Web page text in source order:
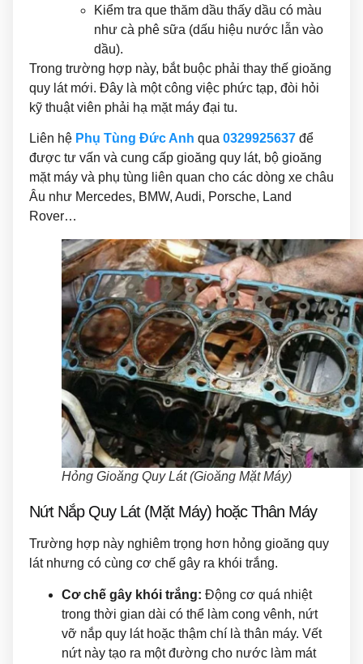
Kiểm tra que thăm dầu thấy dầu có màu
như cà phê sữa (dấu hiệu nước lẫn vào
dầu).
Trong trường hợp này, bắt buộc phải thay thế gioăng
quy lát mới. Đây là một công việc phức tạp, đòi hỏi
kỹ thuật viên phải hạ mặt máy đại tu.
Liên hệ Phụ Tùng Đức Anh qua 0329925637 để
được tư vấn và cung cấp gioăng quy lát, bộ gioăng
mặt máy và phụ tùng liên quan cho các dòng xe châu
Âu như Mercedes, BMW, Audi, Porsche, Land
Rover…
Hỏng Gioăng Quy Lát (Gioăng Mặt Máy)
Nứt Nắp Quy Lát (Mặt Máy) hoặc Thân Máy
Trường hợp này nghiêm trọng hơn hỏng gioăng quy
lát nhưng có cùng cơ chế gây ra khói trắng.
Cơ chế gây khói trắng: Động cơ quá nhiệt
trong thời gian dài có thể làm cong vênh, nứt
vỡ nắp quy lát hoặc thậm chí là thân máy. Vết
nứt này tạo ra một đường cho nước làm mát